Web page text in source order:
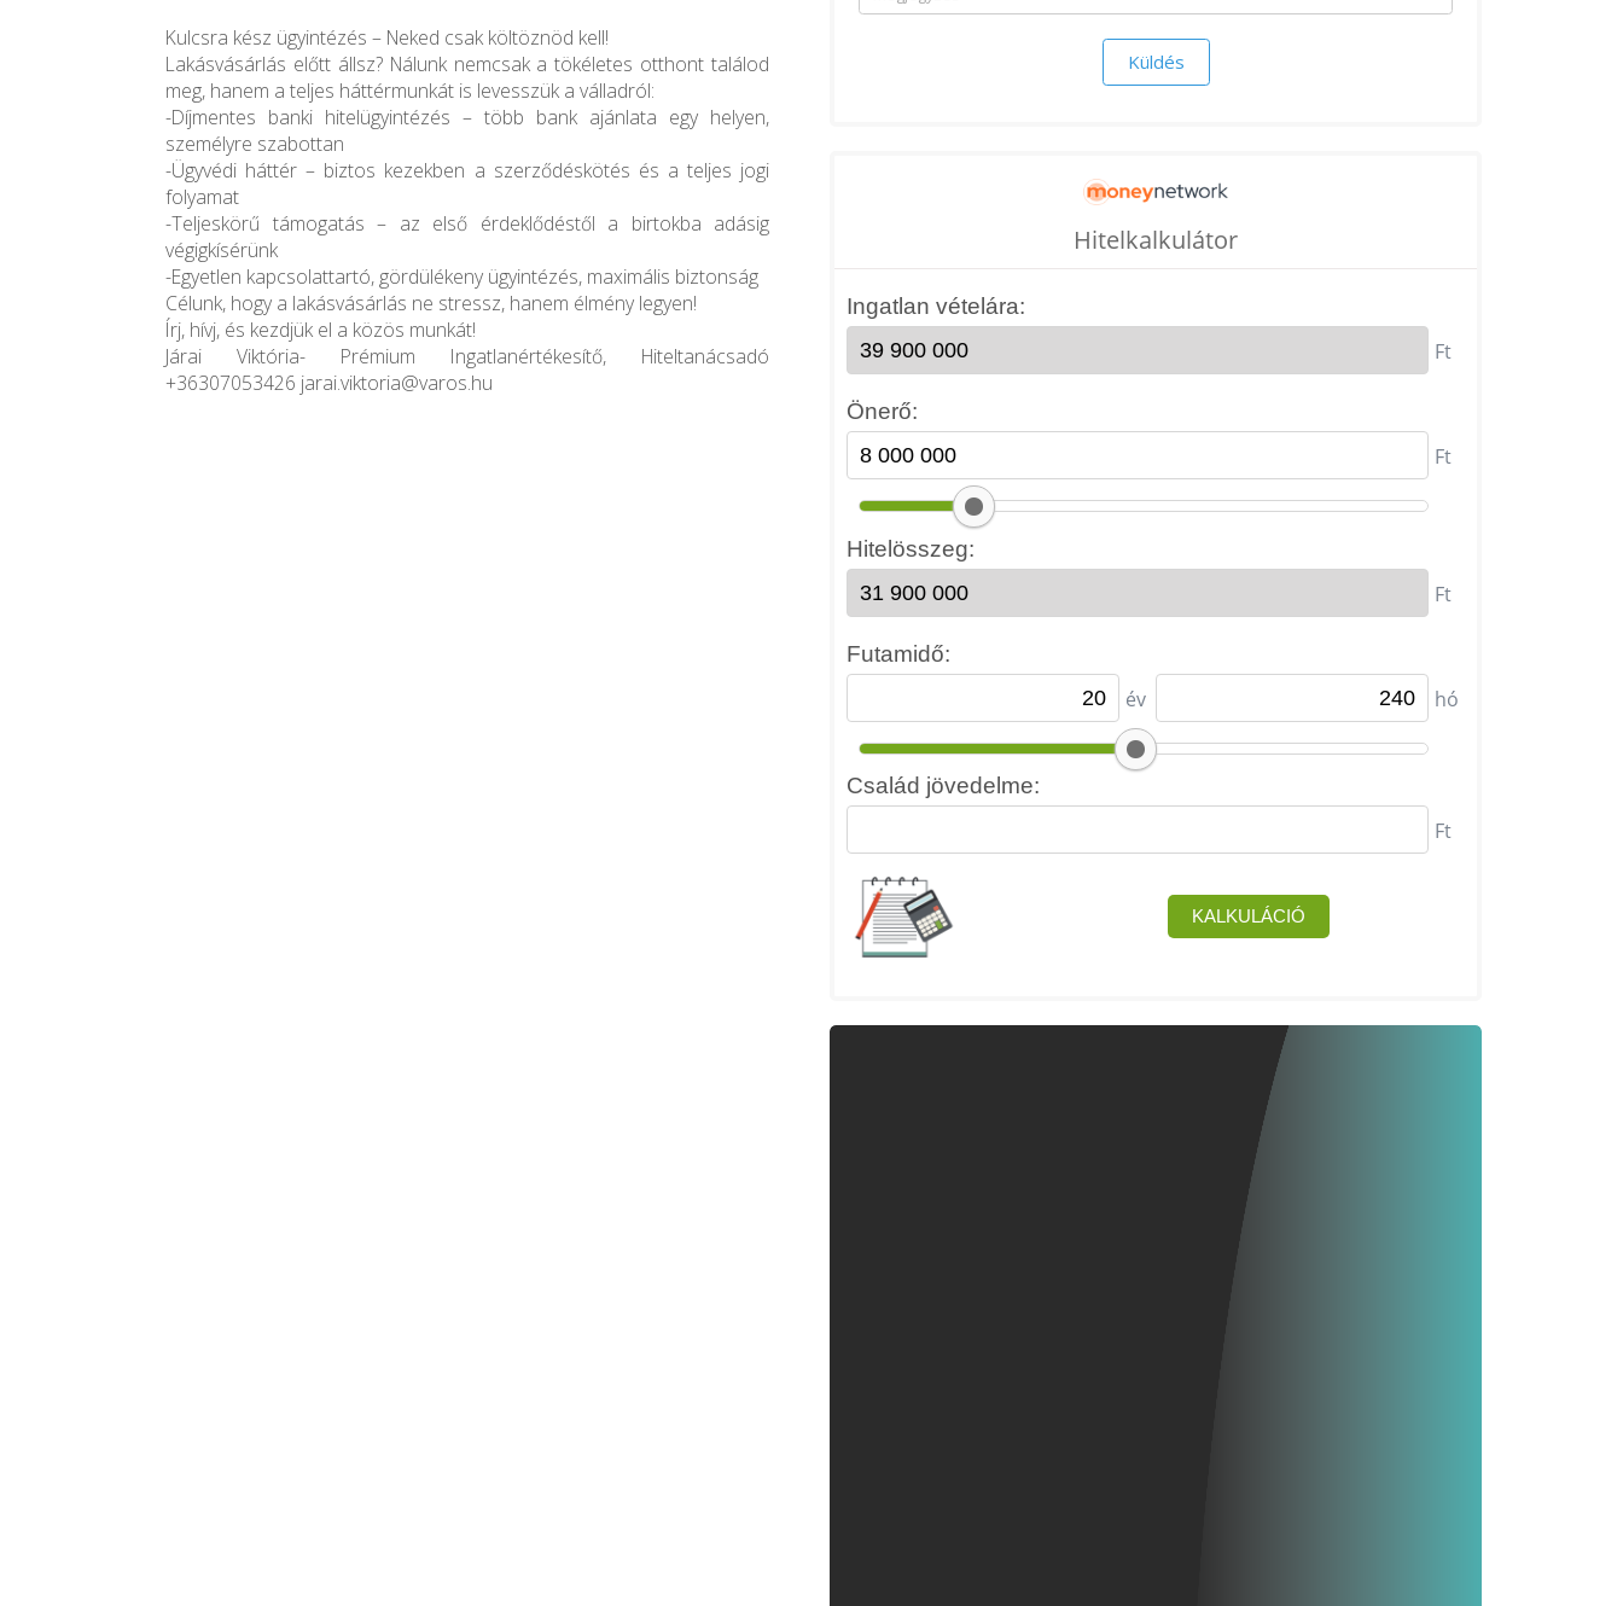
Kulcsra kész ügyintézés – Neked csak költöznöd kell!
Lakásvásárlás előtt állsz? Nálunk nemcsak a tökéletes otthont találod
meg, hanem a teljes háttérmunkát is levesszük a válladról:
-Díjmentes banki hitelügyintézés – több bank ajánlata egy helyen,
személyre szabottan
-Ügyvédi háttér – biztos kezekben a szerződéskötés és a teljes jogi
folyamat
-Teljeskörű támogatás – az első érdeklődéstől a birtokba adásig
végigkísérünk
-Egyetlen kapcsolattartó, gördülékeny ügyintézés, maximális biztonság
Célunk, hogy a lakásvásárlás ne stressz, hanem élmény legyen!
Írj, hívj, és kezdjük el a közös munkát!
Járai Viktória- Prémium Ingatlanértékesítő, Hiteltanácsadó
+36307053426 jarai.viktoria@varos.hu